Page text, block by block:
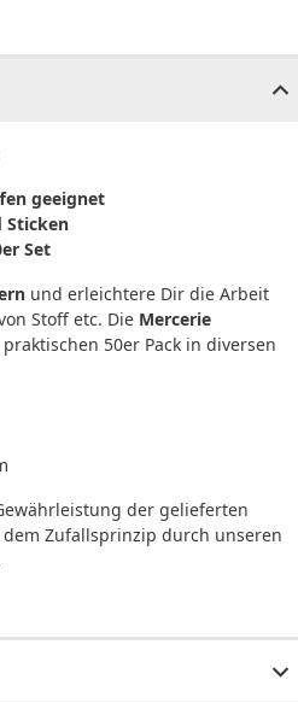
geeignet
Sticken
Set
und erleichtere Dir die Arbeit
Stoff etc. Die Mercerie
50er Pack in diversen
der gelieferten
Zufallsprinzip durch unseren